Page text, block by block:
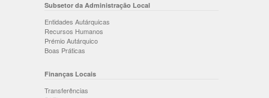
Subsetor da Administração Local
Entidades Autárquicas
Recursos Humanos
Prémio Autárquico
Boas Práticas
Finanças Locais
Transferências